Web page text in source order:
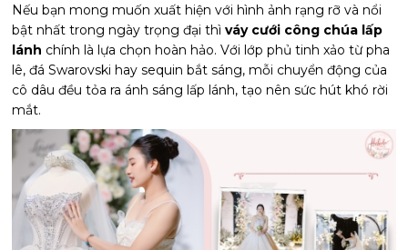
Nếu bạn mong muốn xuất hiện với hình ảnh rạng rỡ và nổi
bật nhất trong ngày trọng đại thìváy cưới công chúa lấp
lánh chính là lựa chọn hoàn hảo. Với lớp phủ tinh xảo từ pha
lê, đá Swarovski hay sequin bắt sáng, mỗi chuyển động của
cô dâu đều tỏa ra ánh sáng lấp lánh, tạo nên sức hút khó rời
mắt.